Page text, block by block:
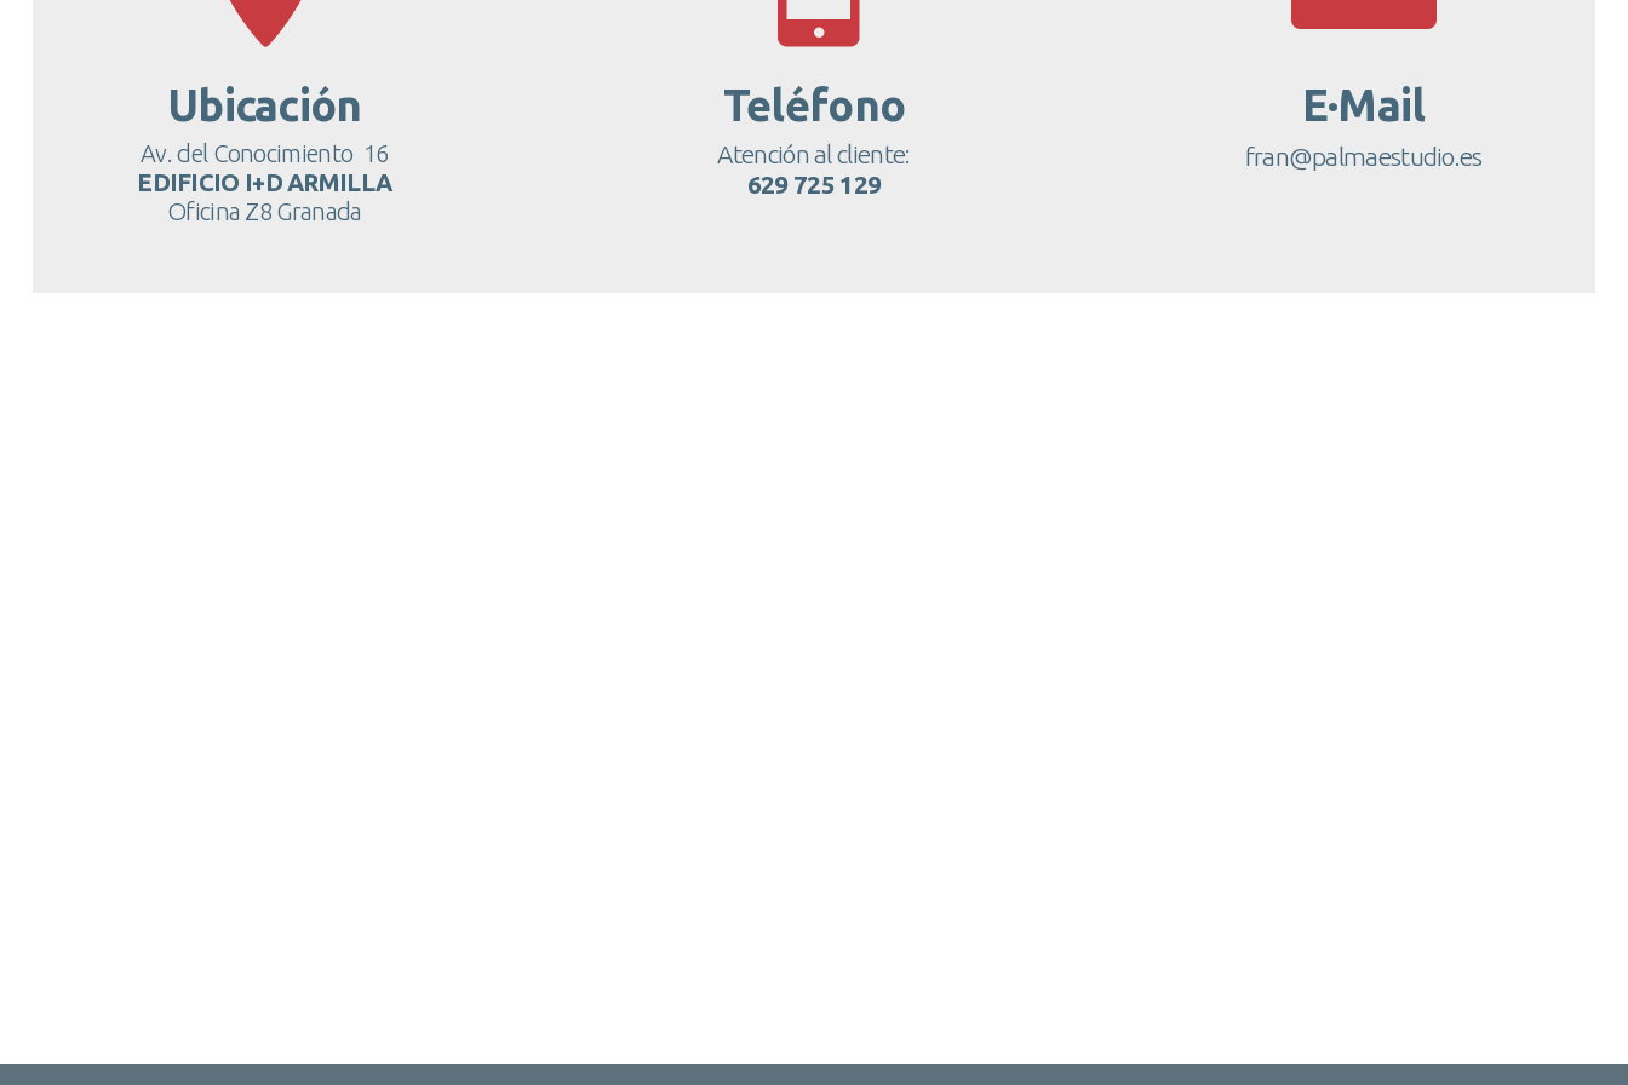
Ubicación
Av. del Conocimiento 16
EDIFICIO I+D ARMILLA
Oficina Z8 Granada
Teléfono
Atención al cliente:
629 725 129
E·Mail
fran@palmaestudio.es